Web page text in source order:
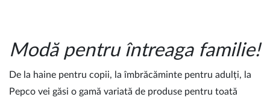
Modă pentru întreaga familie!
De la haine pentru copii, la îmbrăcăminte pentru adulți, la
Pepco vei găsi o gamă variată de produse pentru toată